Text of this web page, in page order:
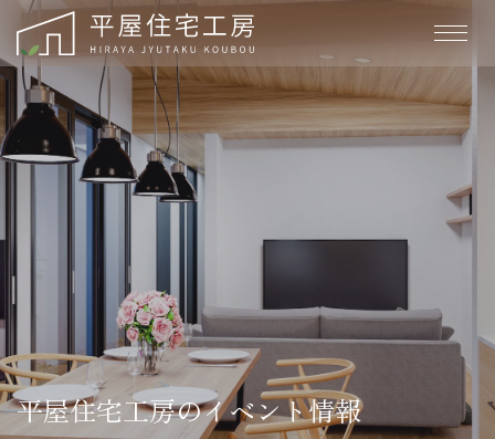
平屋住宅工房のイベント情報